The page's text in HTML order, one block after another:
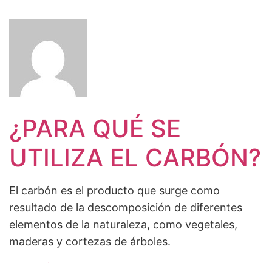
¿PARA QUÉ SE
UTILIZA EL CARBÓN?
El carbón es el producto que surge como
resultado de la descomposición de diferentes
elementos de la naturaleza, como vegetales,
maderas y cortezas de árboles.